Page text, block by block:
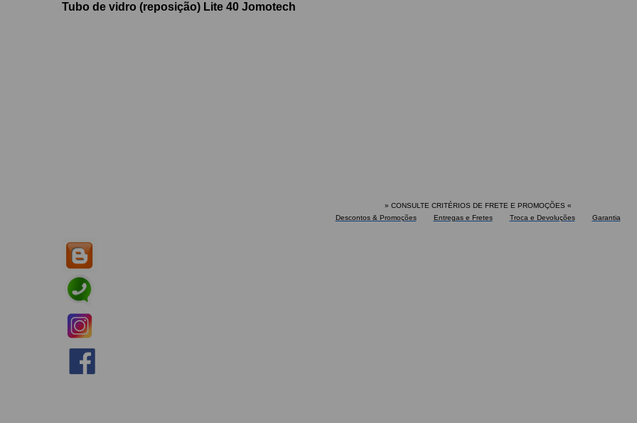
Tubo de vidro (reposição) Lite 40 Jomotech
» CONSULTE CRITÉRIOS DE FRETE E PROMOÇÕES «
Descontos & Promoções
Entregas e Fretes Troca e Devoluções Garantia